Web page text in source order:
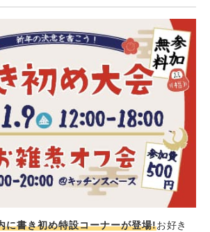
に書き初め特設コーナーが登場!お好き